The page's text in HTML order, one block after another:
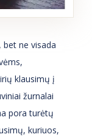
ne visada
klausimų į
žurnalai
pora turėtų
kuriuos,